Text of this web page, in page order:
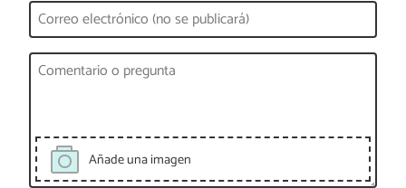
Añade una imagen